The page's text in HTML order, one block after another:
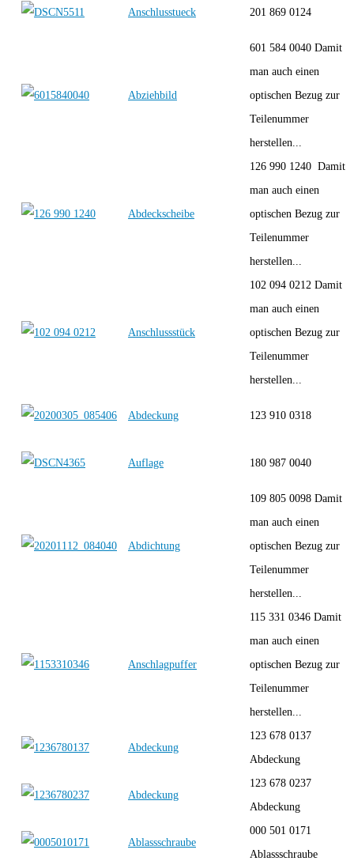
Anschlusstueck 201 869 0124
Abziehbild
601 584 0040 Damit
man auch einen
optischen Bezug zur
Teilenummer
herstellen...
Abdeckscheibe
126 990 1240 Damit
man auch einen
optischen Bezug zur
Teilenummer
herstellen...
Anschlussstück
102 094 0212 Damit
man auch einen
optischen Bezug zur
Teilenummer
herstellen...
Abdeckung 123 910 0318
Auflage 180 987 0040
Abdichtung
109 805 0098 Damit
man auch einen
optischen Bezug zur
Teilenummer
herstellen...
Anschlagpuffer
115 331 0346 Damit
man auch einen
optischen Bezug zur
Teilenummer
herstellen...
Abdeckung
123 678 0137
Abdeckung
Abdeckung
123 678 0237
Abdeckung
Ablassschraube
000 501 0171
Ablassschraube